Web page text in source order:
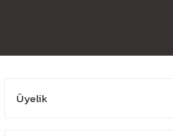
Üyelik